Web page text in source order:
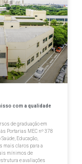
com a qualidade
de graduação em
Portarias MEC nº 378
Educação,
mais claros para a
mínimos de
e avaliações